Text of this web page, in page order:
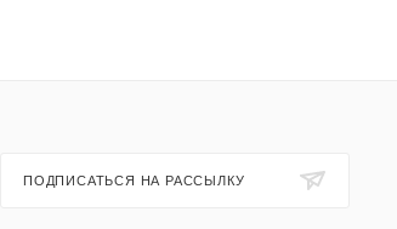
ПОДПИСАТЬСЯ НА РАССЫЛКУ